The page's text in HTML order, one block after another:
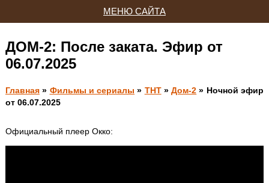
ДОМ-2: После заката. Эфир от
06.07.2025
Главная» Фильмы и сериалы » ТНТ»Дом-2 » Ночной эфир
от 06.07.2025
Официальный плеер Окко:
МЕНЮ САЙТА